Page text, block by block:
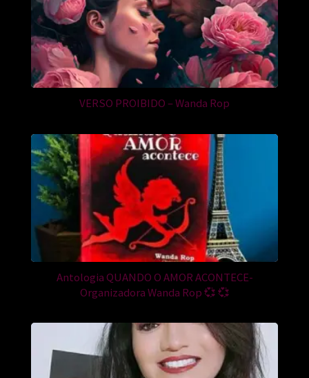
VERSO PROIBIDO – Wanda Rop
Antologia QUANDO O AMOR ACONTECE-
Organizadora Wanda Rop 💞 💞